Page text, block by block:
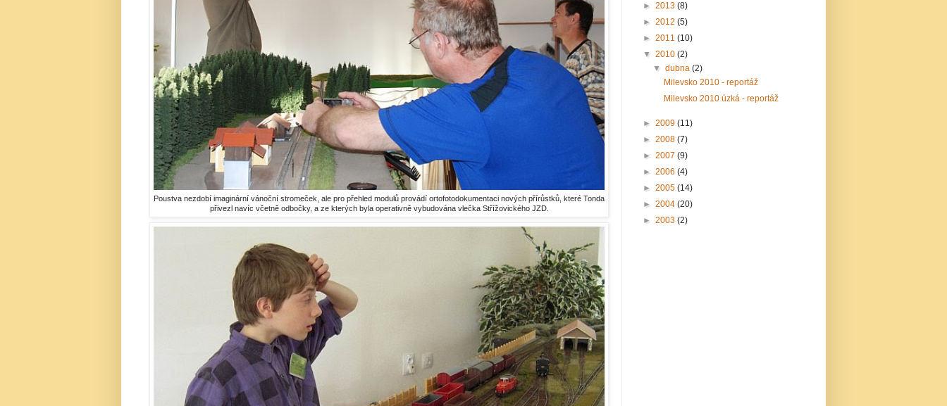
Poustva nezdobí imaginární vánoční stromeček, ale pro přehled modulů provádí ortofotodokumentaci nových přírůstků, které Tonda
přivezl navíc včetně odbočky, a ze kterých byla operativně vybudována vlečka Střížovického JZD.
► 2013 (8)
► 2012 (5)
► 2011 (10)
▼ 2010 (2)
▼dubna(2)
Milevsko 2010 - reportáž
Milevsko 2010 úzká - reportáž
► 2009 (11)
► 2008 (7)
► 2007 (9)
► 2006 (4)
► 2005 (14)
► 2004 (20)
► 2003 (2)